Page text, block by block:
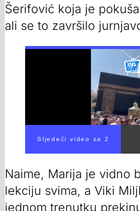
Šerifović koja je
ali se to završilo
00:00 03:01
Naime, Marija je vidno
lekciju svima, a Viki
jednom trenutku